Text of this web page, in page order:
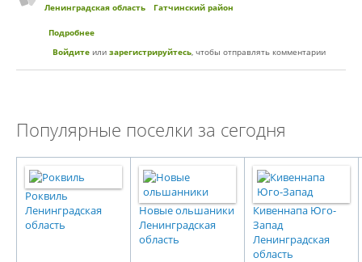
Ленинградская область Гатчинский район
Подробнее
Войдите или зарегистрируйтесь, чтобы отправлять комментарии
Популярные поселки за сегодня
Роквиль
Ленинградская
область
Новые ольшаники
Ленинградская
область
Кивеннапа Юго-
Запад
Ленинградская
область